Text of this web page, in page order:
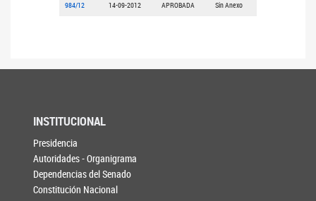
984/12 14-09-2012 APROBADA Sin Anexo
INSTITUCIONAL
Presidencia
Autoridades - Organigrama
Dependencias del Senado
Constitución Nacional